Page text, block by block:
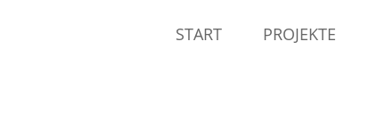
START PROJEKTE